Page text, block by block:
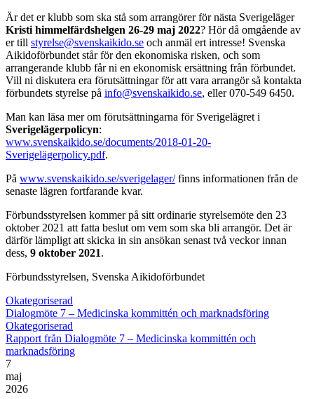
Är det er klubb som ska stå som arrangörer för nästa Sverigeläger
Kristi himmelfärdshelgen 26-29 maj 2022? Hör då omgående av
er till styrelse@svenskaikido.se och anmäl ert intresse! Svenska
Aikidoförbundet står för den ekonomiska risken, och som
arrangerande klubb får ni en ekonomisk ersättning från förbundet.
Vill ni diskutera era förutsättningar för att vara arrangör så kontakta
förbundets styrelse på info@svenskaikido.se, eller 070-549 6450.
Man kan läsa mer om förutsättningarna för Sverigelägret i
Sverigelägerpolicyn:
www.svenskaikido.se/documents/2018-01-20-
Sverigelägerpolicy.pdf.
På www.svenskaikido.se/sverigelager/finns informationen från de
senaste lägren fortfarande kvar.
Förbundsstyrelsen kommer på sitt ordinarie styrelsemöte den 23
oktober 2021 att fatta beslut om vem som ska bli arrangör. Det är
därför lämpligt att skicka in sin ansökan senast två veckor innan
dess, 9 oktober 2021.
Förbundsstyrelsen, Svenska Aikidoförbundet
Okategoriserad
Dialogmöte 7 – Medicinska kommittén och marknadsföring
Okategoriserad
Rapport från Dialogmöte 7 – Medicinska kommittén och
marknadsföring
7
maj
2026